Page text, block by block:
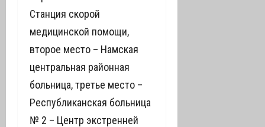
Станция скорой
медицинской помощи,
второе место – Намская
центральная районная
больница, третье место –
Республиканская больница
№ 2 – Центр экстренней